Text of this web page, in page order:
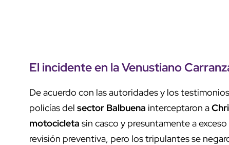
El incidente en la Venustiano
De acuerdo con las autoridades y los
policías del sector Balbuena interceptaron a
motocicleta sin casco y presuntamente a
revisión preventiva, pero los tripulantes se